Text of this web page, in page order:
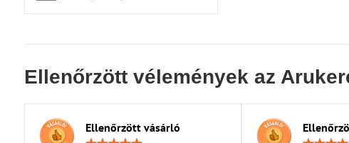
Ellenőrzött vélemények az
Ellenőrzött vásárló